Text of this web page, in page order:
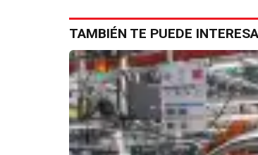
TAMBIÉN TE PUEDE